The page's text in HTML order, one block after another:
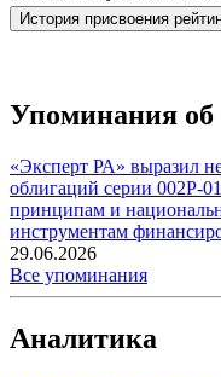
История присвоения
Упоминания об
«Эксперт РА» выразил
облигаций серии
принципам и
инструментам
29.06.2026
Все упоминания
Аналитика